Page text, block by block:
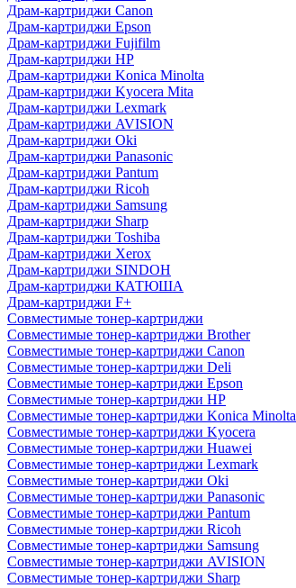
Драм-картриджи Canon
Драм-картриджи Epson
Драм-картриджи Fujifilm
Драм-картриджи HP
Драм-картриджи Konica Minolta
Драм-картриджи Kyocera Mita
Драм-картриджи Lexmark
Драм-картриджи AVISION
Драм-картриджи Oki
Драм-картриджи Panasonic
Драм-картриджи Pantum
Драм-картриджи Ricoh
Драм-картриджи Samsung
Драм-картриджи Sharp
Драм-картриджи Toshiba
Драм-картриджи Xerox
Драм-картриджи SINDOH
Драм-картриджи КАТЮША
Драм-картриджи F+
Совместимые тонер-картриджи
Совместимые тонер-картриджи Brother
Совместимые тонер-картриджи Canon
Совместимые тонер-картриджи Deli
Совместимые тонер-картриджи Epson
Совместимые тонер-картриджи HP
Совместимые тонер-картриджи Konica Minolta
Совместимые тонер-картриджи Kyocera
Совместимые тонер-картриджи Huawei
Совместимые тонер-картриджи Lexmark
Совместимые тонер-картриджи Oki
Совместимые тонер-картриджи Panasonic
Совместимые тонер-картриджи Pantum
Совместимые тонер-картриджи Ricoh
Совместимые тонер-картриджи Samsung
Совместимые тонер-картриджи AVISION
Совместимые тонер-картриджи Sharp